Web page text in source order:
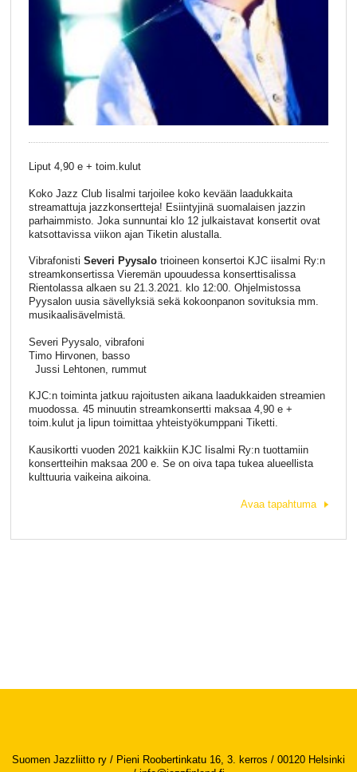
Liput 4,90 e + toim.kulut
Koko Jazz Club Iisalmi tarjoilee koko kevään laadukkaita
streamattuja jazzkonsertteja! Esiintyjinä suomalaisen jazzin
parhaimmisto. Joka sunnuntai klo 12 julkaistavat konsertit ovat
katsottavissa viikon ajan Tiketin alustalla.
Vibrafonisti Severi Pyysalotrioineen konsertoi KJC iisalmi Ry:n
streamkonsertissa Vieremän upouudessa konserttisalissa
Rientolassa alkaen su 21.3.2021. klo 12:00. Ohjelmistossa
Pyysalon uusia sävellyksiä sekä kokoonpanon sovituksia mm.
musikaalisävelmistä.
Severi Pyysalo, vibrafoni
Timo Hirvonen, basso
Jussi Lehtonen, rummut
KJC:n toiminta jatkuu rajoitusten aikana laadukkaiden streamien
muodossa. 45 minuutin streamkonsertti maksaa 4,90 e +
toim.kulut ja lipun toimittaa yhteistyökumppani Tiketti.
Kausikortti vuoden 2021 kaikkiin KJC Iisalmi Ry:n tuottamiin
konsertteihin maksaa 200 e. Se on oiva tapa tukea alueellista
kulttuuria vaikeina aikoina.
Avaa tapahtuma
Suomen Jazzliitto ry / Pieni Roobertinkatu 16, 3. kerros / 00120 Helsinki